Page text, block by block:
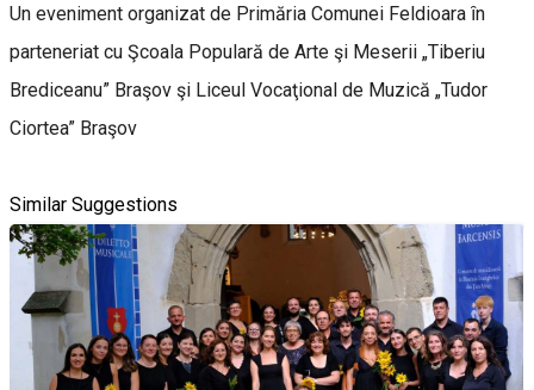
Un eveniment organizat de Primăria Comunei Feldioara ȋn
parteneriat cu Şcoala Populară de Arte şi Meserii „Tiberiu
Brediceanu” Braşov şi Liceul Vocaţional de Muzică „Tudor
Ciortea” Braşov
Similar Suggestions